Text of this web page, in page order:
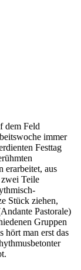
dem Feld
immer
Festtag
erarbeitet, aus
Teile
Stück ziehen,
Pastorale)
Gruppen
hört man erst das